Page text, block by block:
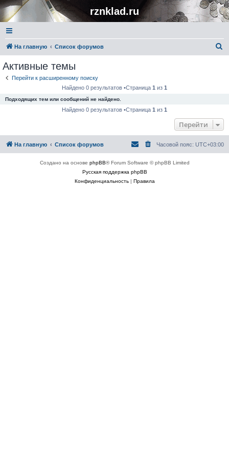
rznklad.ru
На главную Список форумов
Активные темы
Перейти к расширенному поиску
Найдено 0 результатов •Страница 1 из 1
Подходящих тем или сообщений не найдено.
Найдено 0 результатов •Страница 1 из 1
Перейти
На главную Список форумов Часовой пояс: UTC+03:00
Создано на основе phpBB® Forum Software © phpBB Limited
Русская поддержка phpBB
Конфиденциальность| Правила